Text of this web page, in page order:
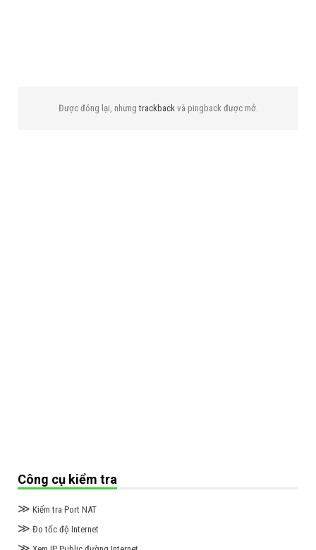
Được đóng lại, nhưngtrackback và pingback được mở.
Công cụ kiểm tra
≫ Kiểm tra Port NAT
≫ Đo tốc độ Internet